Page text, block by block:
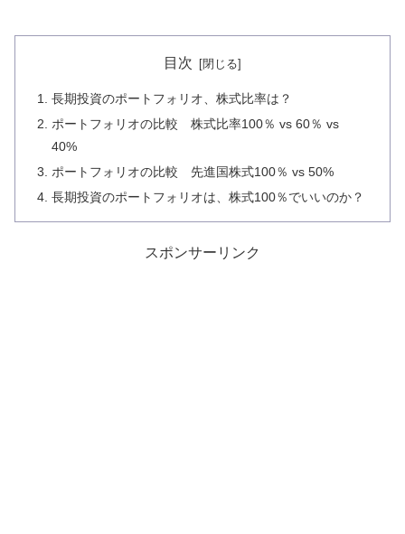
目次
長期投資のポートフォリオ、株式比率は？
ポートフォリオの比較 株式比率100％ vs 60％ vs
40%
ポートフォリオの比較 先進国株式100％ vs 50%
長期投資のポートフォリオは、株式100％でいいのか？
スポンサーリンク